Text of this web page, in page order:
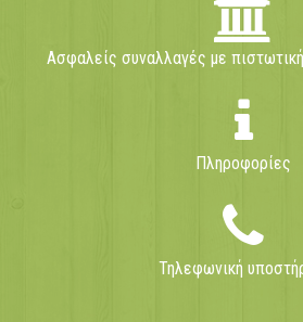
Ασφαλείς συναλλαγές με
Πληροφορίες
Τηλεφωνική